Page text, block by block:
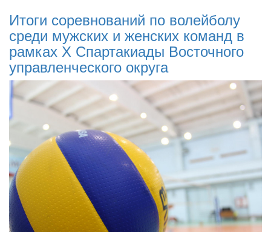
Итоги соревнований по волейболу
среди мужских и женских команд в
рамках Х Спартакиады Восточного
управленческого округа